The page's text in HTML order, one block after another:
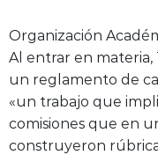
Organización
Al entrar en
un reglamento de
«un trabajo que
comisiones que en
construyeron